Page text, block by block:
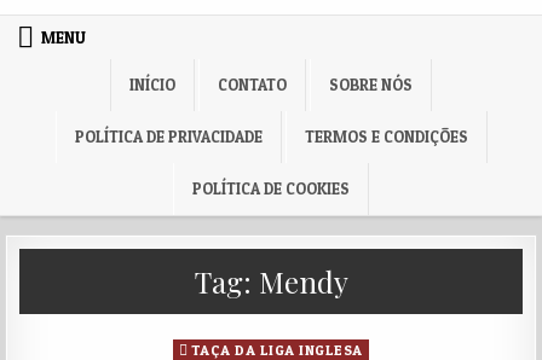
MENU
INÍCIO CONTATO SOBRE NÓS
POLÍTICA DE PRIVACIDADE TERMOS E CONDIÇÕES
POLÍTICA DE COOKIES
Tag: Mendy
Posted in
TAÇA DA LIGA INGLESA